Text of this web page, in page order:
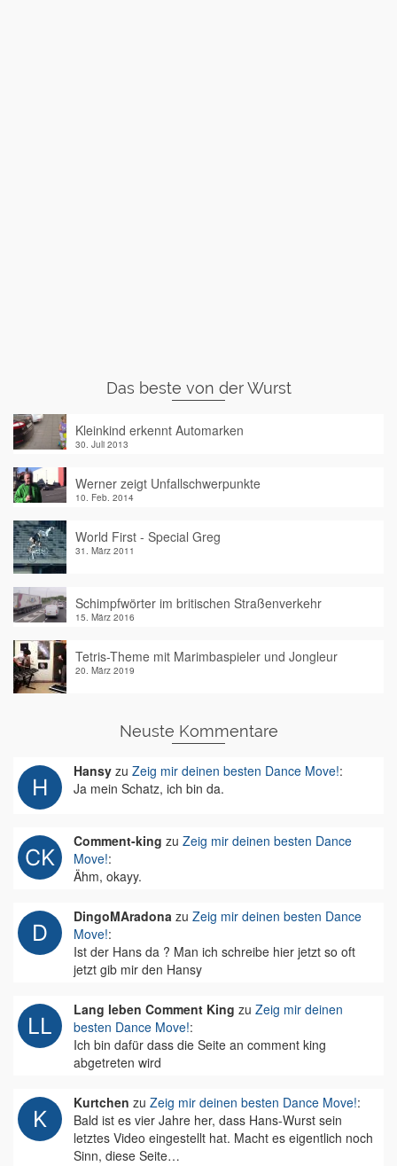
Das beste von der Wurst
Kleinkind erkennt Automarken
30. Juli 2013
Werner zeigt Unfallschwerpunkte
10. Feb. 2014
World First - Special Greg
31. März 2011
Schimpfwörter im britischen Straßenverkehr
15. März 2016
Tetris-Theme mit Marimbaspieler und Jongleur
20. März 2019
Neuste Kommentare
Hansy zu Zeig mir deinen besten Dance Move!:
Ja mein Schatz, ich bin da.
Comment-king zu Zeig mir deinen besten Dance
Move!:
Ähm, okayy.
DingoMAradona zu Zeig mir deinen besten Dance
Move!:
Ist der Hans da ? Man ich schreibe hier jetzt so oft
jetzt gib mir den Hansy
Lang leben Comment King zu Zeig mir deinen
besten Dance Move!:
Ich bin dafür dass die Seite an comment king
abgetreten wird
Kurtchen zu Zeig mir deinen besten Dance Move!:
Bald ist es vier Jahre her, dass Hans-Wurst sein
letztes Video eingestellt hat. Macht es eigentlich noch
Sinn, diese Seite…